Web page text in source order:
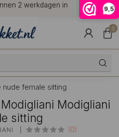
9,5
2 werkdagen in
7 dagen
9.5
0
nude female sitting
Modigliani
sitting
(0)